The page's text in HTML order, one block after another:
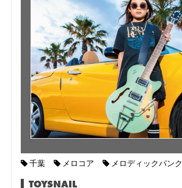
千葉 メロコア メロディックパンク
TOYSNAIL